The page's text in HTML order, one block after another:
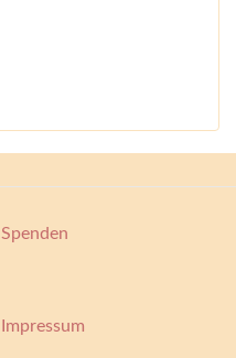
Spenden
Impressum